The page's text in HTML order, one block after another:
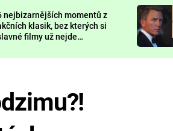
DEADPOOL
nejbizarnějších momentů z
klasik, bez kterých si
filmy už nejde